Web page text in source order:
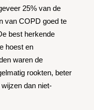
25% van de
van COPD goed te
best herkende
hoest en
waren de
rookten, beter
dan niet-